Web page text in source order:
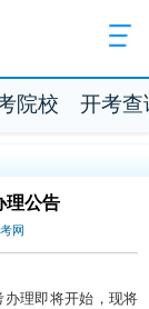
院校 开考查
理公告
网
理即将开始，现将